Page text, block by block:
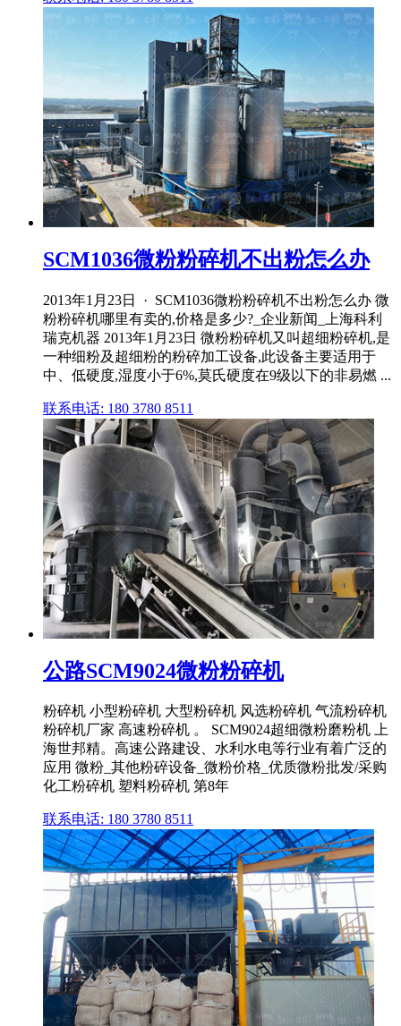
SCM1036微粉粉碎机不出粉怎么办
2013年1月23日 · SCM1036微粉粉碎机不出粉怎么办 微
粉粉碎机哪里有卖的,价格是多少?_企业新闻_上海科利
瑞克机器 2013年1月23日 微粉粉碎机又叫超细粉碎机,是
一种细粉及超细粉的粉碎加工设备,此设备主要适用于
中、低硬度,湿度小于6%,莫氏硬度在9级以下的非易燃 ...
联系电话: 180 3780 8511
公路SCM9024微粉粉碎机
粉碎机 小型粉碎机 大型粉碎机 风选粉碎机 气流粉碎机
粉碎机厂家 高速粉碎机 。 SCM9024超细微粉磨粉机 上
海世邦精。高速公路建设、水利水电等行业有着广泛的
应用 微粉_其他粉碎设备_微粉价格_优质微粉批发/采购
化工粉碎机 塑料粉碎机 第8年
联系电话: 180 3780 8511